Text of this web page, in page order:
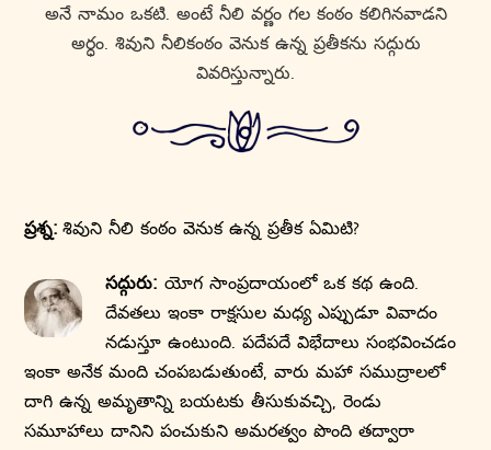
అనే నామం ఒకటి. అంటే నీలి వర్ణం గల కంఠం కలిగినవాడని
అర్ధం. శివుని నీలికంఠం వెనుక ఉన్న ప్రతీకను సద్గురు
వివరిస్తున్నారు.
ప్రశ్న:శివుని నీలి కంఠం వెనుక ఉన్న ప్రతీక ఏమిటి?
సద్గురు: యోగ సాంప్రదాయంలో ఒక కథ ఉంది.
దేవతలు ఇంకా రాక్షసుల మధ్య ఎప్పుడూ వివాదం
నడుస్తూ ఉంటుంది. పదేపదే విభేదాలు సంభవించడం
ఇంకా అనేక మంది చంపబడుతుంటే, వారు మహా సముద్రాలలో
దాగి ఉన్న అమృతాన్ని బయటకు తీసుకువచ్చి, రెండు
సమూహాలు దానిని పంచుకుని అమరత్వం పొంది తద్వారా